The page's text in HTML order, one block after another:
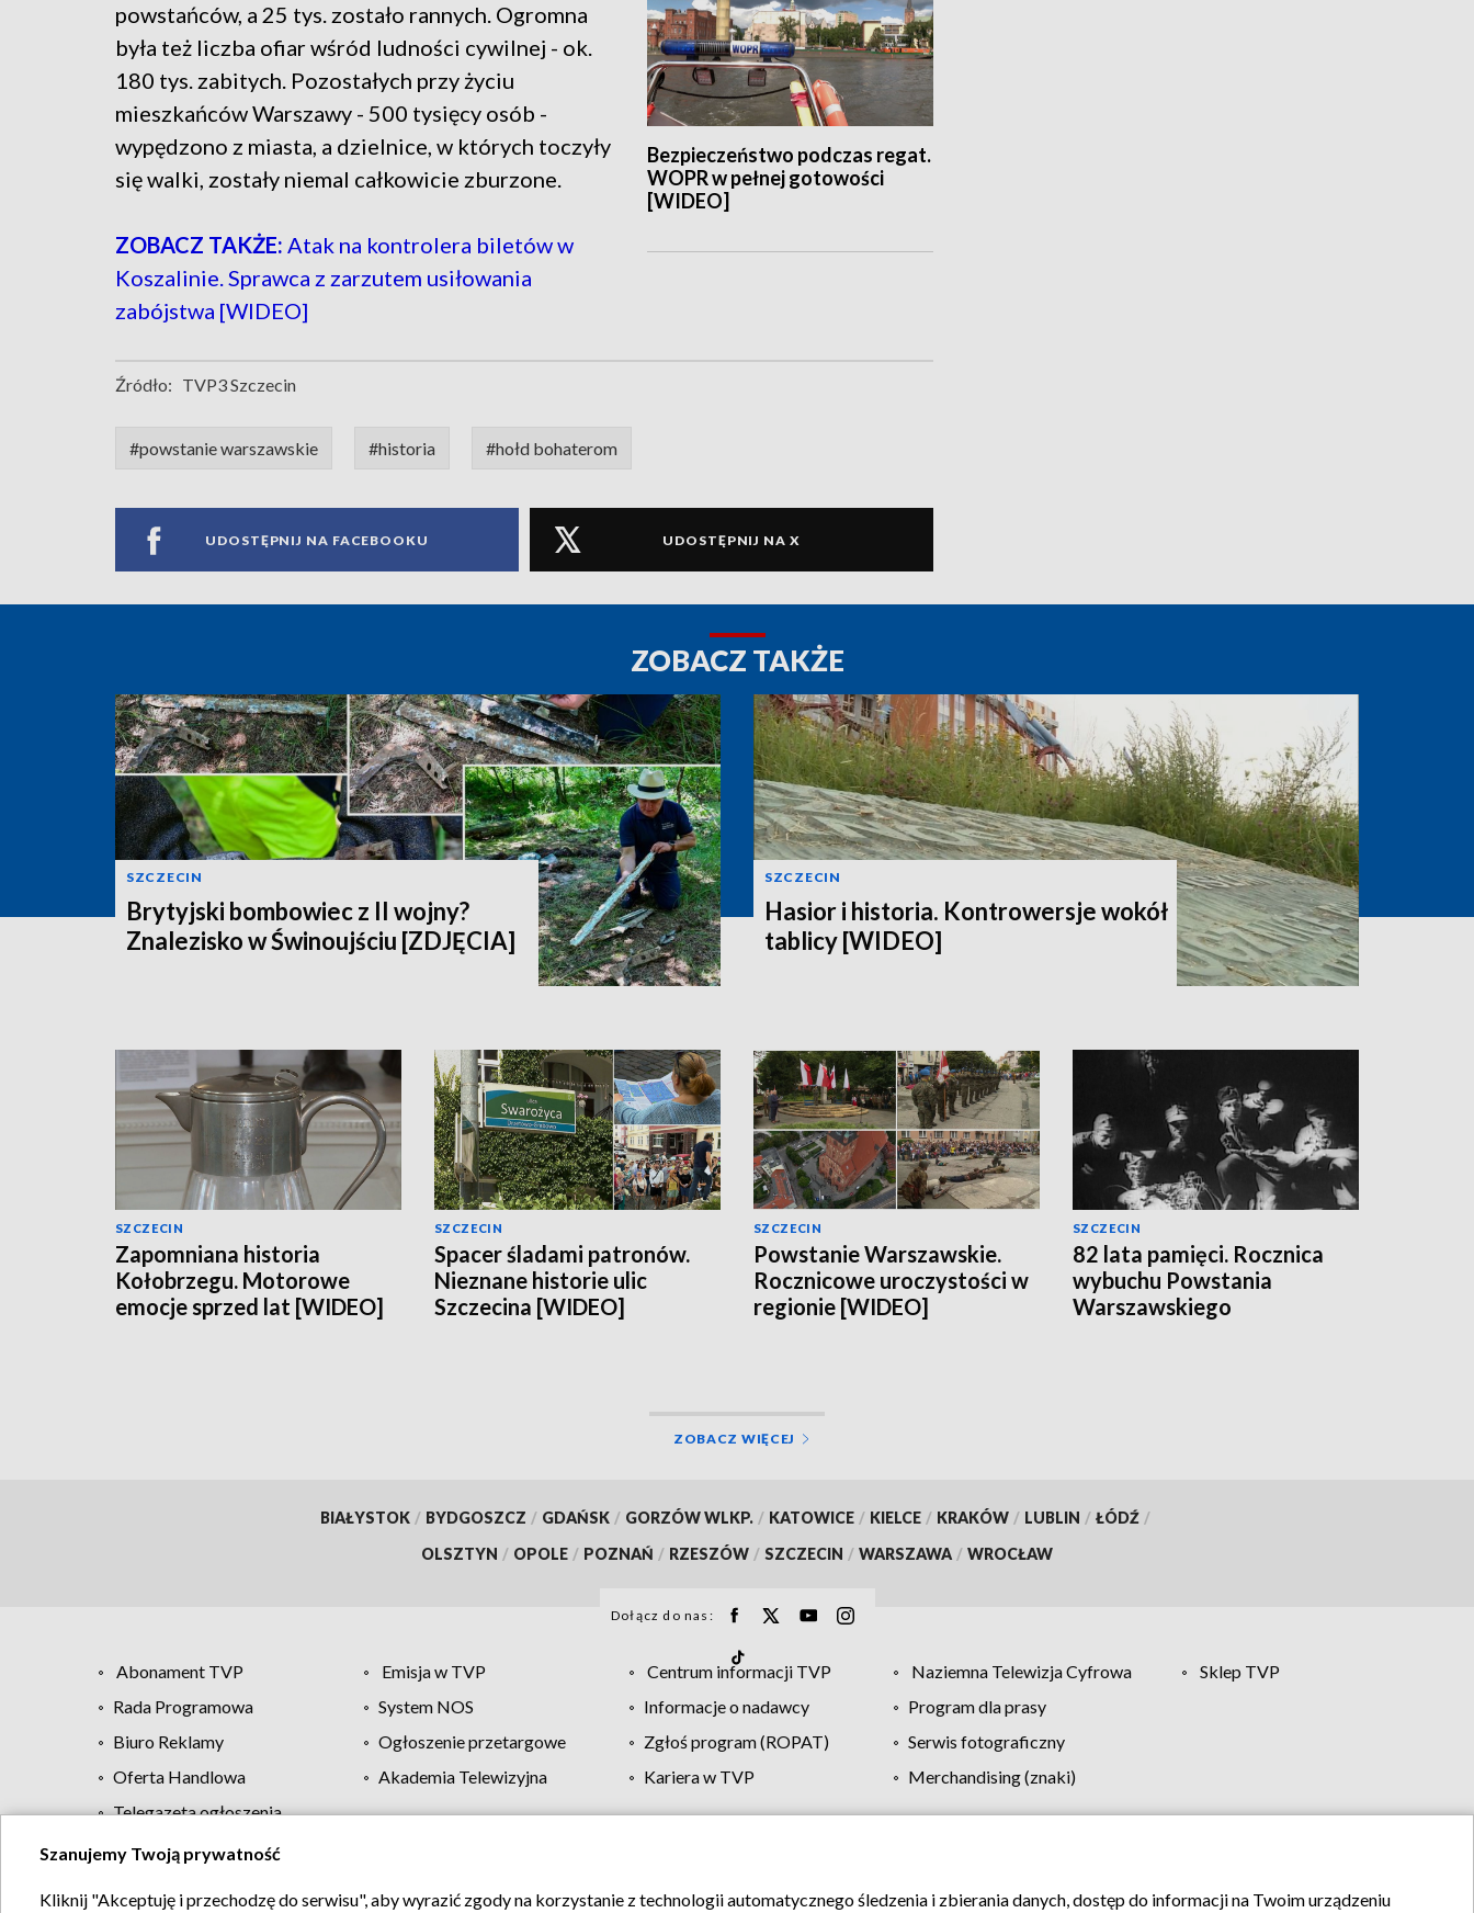
Bezpieczeństwo podczas regat.
WOPR w pełnej gotowości
[WIDEO]
powstańców, a 25 tys. zostało rannych. Ogromna
była też liczba ofiar wśród ludności cywilnej - ok.
180 tys. zabitych. Pozostałych przy życiu
mieszkańców Warszawy - 500 tysięcy osób -
wypędzono z miasta, a dzielnice, w których toczyły
się walki, zostały niemal całkowicie zburzone.
ZOBACZ TAKŻE: Atak na kontrolera biletów w
Koszalinie. Sprawca z zarzutem usiłowania
zabójstwa [WIDEO]
Źródło: TVP3 Szczecin
#powstanie warszawskie #historia #hołd bohaterom
UDOSTĘPNIJ NA FACEBOOKU UDOSTĘPNIJ NA X
ZOBACZ TAKŻE
SZCZECIN
Brytyjski bombowiec z II wojny?
Znalezisko w Świnoujściu [ZDJĘCIA]
SZCZECIN
Hasior i historia. Kontrowersje wokół
tablicy [WIDEO]
SZCZECIN
Zapomniana historia
Kołobrzegu. Motorowe
emocje sprzed lat [WIDEO]
SZCZECIN
Spacer śladami patronów.
Nieznane historie ulic
Szczecina [WIDEO]
SZCZECIN
Powstanie Warszawskie.
Rocznicowe uroczystości w
regionie [WIDEO]
SZCZECIN
82 lata pamięci. Rocznica
wybuchu Powstania
Warszawskiego
ZOBACZ WIĘCEJ
BIAŁYSTOK / BYDGOSZCZ / GDAŃSK / GORZÓW WLKP. / KATOWICE / KIELCE / KRAKÓW / LUBLIN / ŁÓDŹ /
OLSZTYN / OPOLE / POZNAŃ / RZESZÓW / SZCZECIN / WARSZAWA / WROCŁAW
Dołącz do nas:
Abonament TVP Emisja w TVP Centrum informacji TVP Naziemna Telewizja Cyfrowa
Sklep TVP
Rada Programowa
System NOS Informacje o nadawcy
Program dla prasy
Biuro Reklamy
Ogłoszenie przetargowe Zgłoś program (ROPAT)
Serwis fotograficzny
Oferta Handlowa
Akademia Telewizyjna Kariera w TVP
Merchandising (znaki)
Telegazeta ogłoszenia
Regulamin TVP Polityka prywatności Moje zgody Pomoc Biuro reklamy Kontakt
Szanujemy Twoją prywatność
Kliknij "Akceptuję i przechodzę do serwisu", aby wyrazić zgody na korzystanie z technologii automatycznego śledzenia i zbierania danych, dostęp do informacji na Twoim urządzeniu